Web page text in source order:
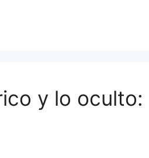
y lo oculto: